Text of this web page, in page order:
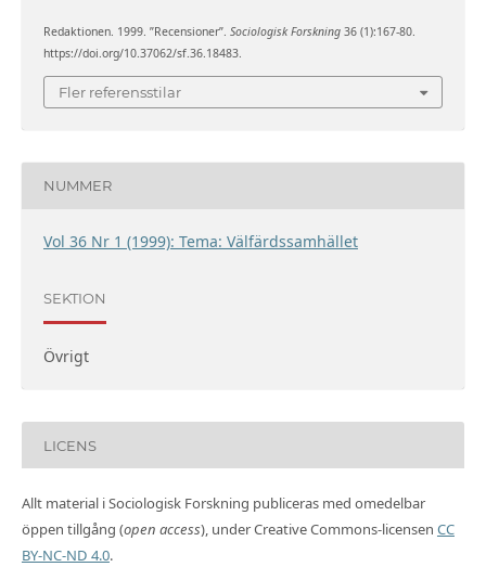
Redaktionen. 1999. ”Recensioner”. Sociologisk Forskning36 (1):167-80.
https://doi.org/10.37062/sf.36.18483.
Fler referensstilar
NUMMER
Vol 36 Nr 1 (1999): Tema: Välfärdssamhället
SEKTION
Övrigt
LICENS
Allt material i Sociologisk Forskning publiceras med omedelbar
öppen tillgång (open access), under Creative Commons-licensen CC
BY-NC-ND 4.0.